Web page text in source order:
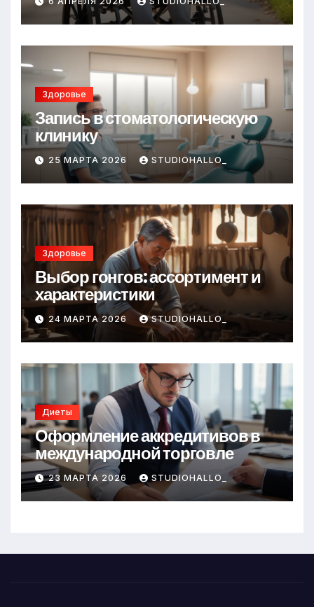
Здоровье
Запись в стоматологическую
клинику
25 МАРТА 2026 STUDIOHALLO_
Здоровье
Выбор гонгов: ассортимент и
характеристики
24 МАРТА 2026 STUDIOHALLO_
Диеты
Оформление аккредитивов в
международной торговле
23 МАРТА 2026 STUDIOHALLO_